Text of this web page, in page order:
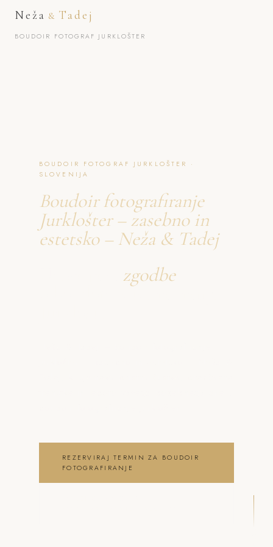
Neža & Tadej
BOUDOIR FOTOGRAF JURKLOŠTER
BOUDOIR FOTOGRAF JURKLOŠTER ·
SLOVENIJA
Boudoir fotografiranje
Jurklošter – zasebno in
estetsko – Neža & Tadej
zgodbe
o boudoir fotografiranje
REZERVIRAJ TERMIN ZA BOUDOIR
FOTOGRAFIRANJE